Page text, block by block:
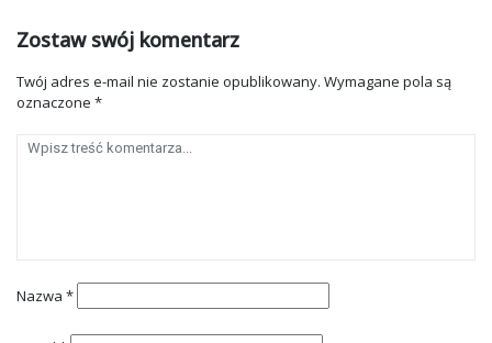
Zostaw swój komentarz
Twój adres e-mail nie zostanie opublikowany. Wymagane pola są
oznaczone *
Nazwa *